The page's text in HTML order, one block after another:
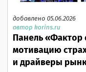
добавлено 05.06.2026
автор korins.ru
Панель «Фактор
мотивацию
и драйверы